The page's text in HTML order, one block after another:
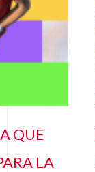
QUE
LA